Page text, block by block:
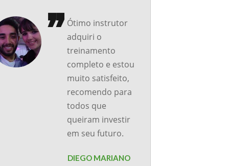
Ótimo instrutor
adquiri o
treinamento
completo e estou
muito satisfeito,
recomendo para
todos que
queiram investir
em seu futuro.
DIEGO MARIANO